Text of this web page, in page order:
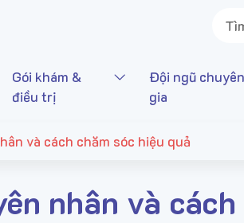
Gói khám &
điều trị
Đội ngũ chuyên
gia
và cách chăm sóc hiệu quả
nhân và